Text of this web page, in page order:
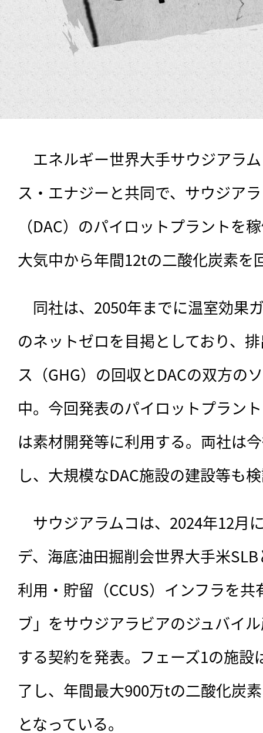
エネルギー世界大手サウジアラ
ス・エナジーと共同で、サウジア
（DAC）のパイロットプラントを
大気中から年間12tの二酸化炭素を
同社は、2050年までに温室効果
のネットゼロを目掲としており、
ス（GHG）の回収とDACの双方の
中。今回発表のパイロットプラン
は素材開発等に利用する。両社は
し、大規模なDAC施設の建設等も
サウジアラムコは、 2024年12月
デ、海底油田掘削会世界大手米
利用・貯留（CCUS）インフラを共
ブ」をサウジアラビアのジュバイ
する契約を発表。フェーズ1の施設
了し、年間最大900万tの二酸化炭
となっている。